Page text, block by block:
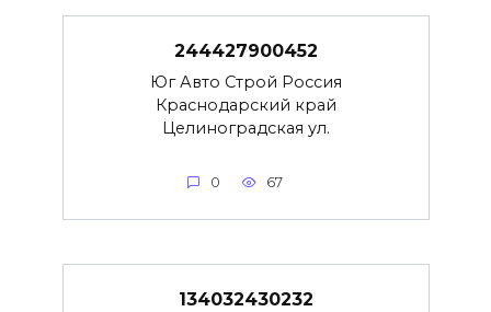
244427900452
Юг Авто Строй Россия
Краснодарский край
Целиноградская ул.
0 67
134032430232